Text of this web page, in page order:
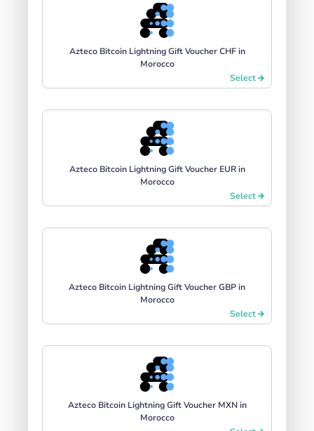
Azteco Bitcoin Lightning Gift Voucher CHF in
Morocco
Select
Azteco Bitcoin Lightning Gift Voucher EUR in
Morocco
Select
Azteco Bitcoin Lightning Gift Voucher GBP in
Morocco
Select
Azteco Bitcoin Lightning Gift Voucher MXN in
Morocco